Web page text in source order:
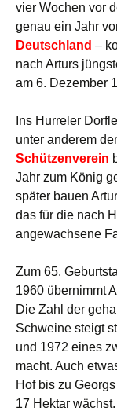
vier Wochen vor
genau ein Jahr
Deutschland –
nach Arturs
am 6. Dezember
Ins Hurreler
unter anderem
Schützenverein
Jahr zum König
später bauen
das für die nach
angewachsene
Zum 65.
1960 übernimmt
Die Zahl der
Schweine steigt
und 1972 eines
macht. Auch
Hof bis zu
17 Hektar